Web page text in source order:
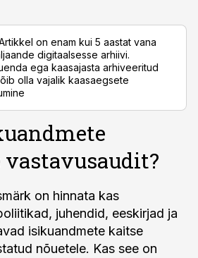
on enam kui 5 aastat vana
digitaalsesse arhiivi.
ega kaasajasta arhiveeritud
olla vajalik kaasaegsete
on hinnata kas
juhendid, eeskirjad ja
isikuandmete kaitse
nõuetele. Kas see on